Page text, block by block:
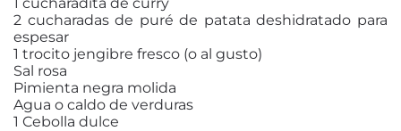
2 cucharadas de puré de patata deshidratado para
espesar
1 trocito jengibre fresco (o al gusto)
Sal rosa
Pimienta negra molida
Agua o caldo de verduras
1 Cebolla dulce